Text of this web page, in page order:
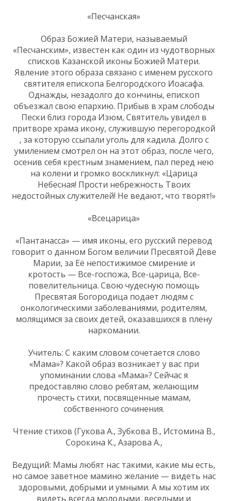
«Песчанская»
Образ Божией Матери, называемый
«Песчанским», известен как один из чудотворных
списков Казанской иконы Божией Матери.
Явление этого образа связано с именем русского
святителя епископа Белгородского Иоасафа.
Однажды, незадолго до кончины, епископ
объезжал свою епархию. Прибыв в храм слободы
Пески близ города Изюм, Святитель увидел в
притворе храма икону, служившую перегородкой
, за которую ссыпали уголь для кадила. Долго с
умилением смотрел он на этот образ, после чего,
осенив себя крестным знамением, пал перед нею
на колени и громко воскликнул: «Царица
Небесная! Прости небрежность Твоих
недостойных служителей! Не ведают, что творят!»
«Всецарица»
«Пантанасса» — имя иконы, его русский перевод
говорит о данном Богом величии Пресвятой Деве
Марии, за Её непостижимое смирение и
кротость — Все-госпожа, Все-царица, Все-
повелительница. Свою чудесную помощь
Пресвятая Богородица подает людям с
онкологическими заболеваниями, родителям,
молящимся за своих детей, оказавшихся в плену
наркомании.
Учитель: С каким словом сочетается слово
«Мама»? Какой образ возникает у вас при
упоминании слова «Мама»? Сейчас я
предоставляю слово ребятам, желающим
прочесть стихи, посвященные мамам,
собственного сочинения.
Чтение стихов (Гукова А., Зубкова В., Истомина В.,
Сорокина К., Азарова А.,
Ведущий: Мамы любят нас такими, какие мы есть,
но самое заветное мамино желание — видеть нас
здоровыми, добрыми и умными. А мы хотим их
видеть всегда молодыми, веселыми и